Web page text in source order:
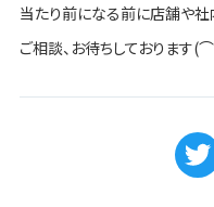
当たり前になる前に店舗や社
ご相談、お待ちしておりま